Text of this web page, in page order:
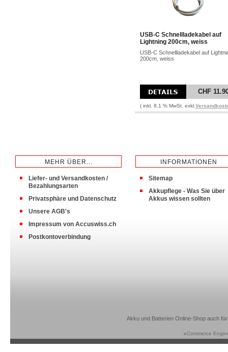
USB-C Schnellladekabel auf
Lightning 200cm, weiss
USB-C Schnellladekabel auf
200cm, weiss
CHF
( inkl. 8.1 % MwSt. exkl.
MEHR ÜBER...
Liefer- und Versandkosten /
Bezahlungsarten
Privatsphäre und Datenschutz
Unsere AGB's
Impressum von Accuswiss.ch
Postkontoverbindung
INFORMATIONEN
Sitemap
Akkupflege - Was Sie über
Akkus wissen sollten
Akku und Batterien Online-Shop auch
eCommerce